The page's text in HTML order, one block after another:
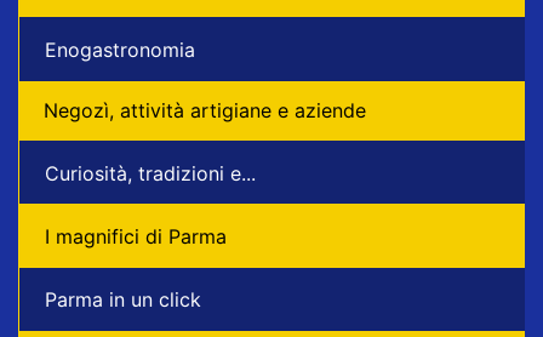
Enogastronomia
Negozì, attività artigiane e aziende
Curiosità, tradizioni e...
I magnifici di Parma
Parma in un click